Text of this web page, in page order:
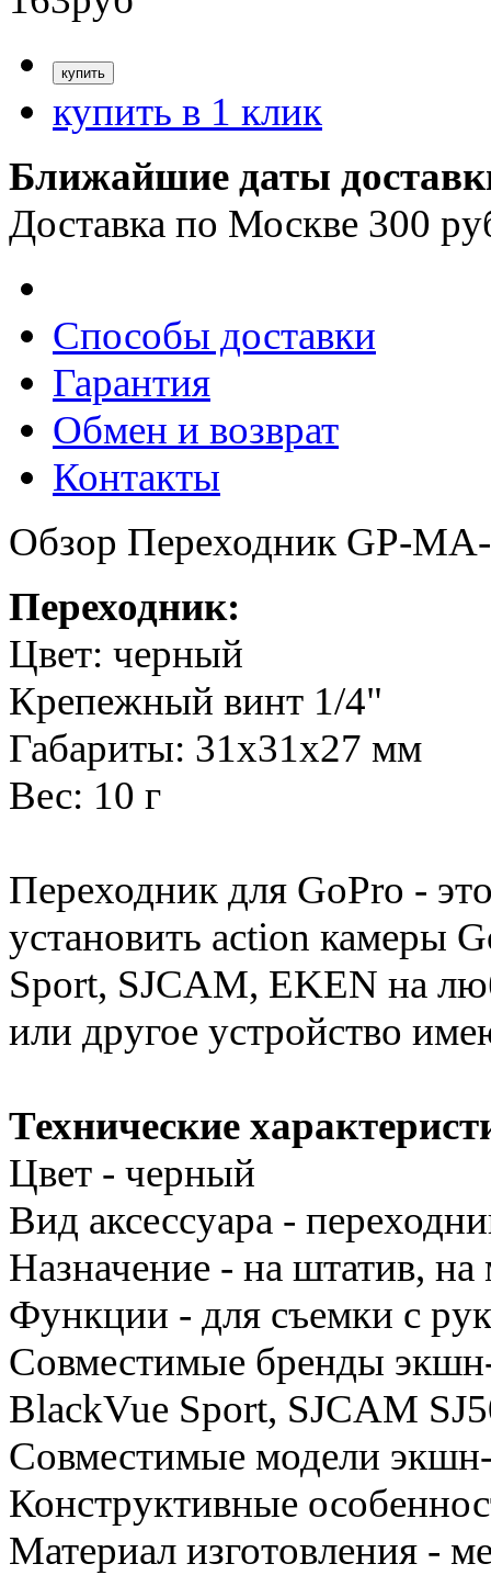
купить в 1 клик
Ближайшие даты
Доставка по Москве 300
Способы доставки
Гарантия
Обмен и возврат
Контакты
Обзор Переходник GP-
Переходник:
Цвет: черный
Крепежный винт 1/4"
Габариты: 31х31х27 мм
Вес: 10 г
Переходник для GoPro -
установить action камеры
Sport, SJCAM, EKEN на
или другое устройство
Технические
Цвет - черный
Вид аксессуара -
Назначение - на штатив,
Функции - для съемки с рук
Совместимые бренды
BlackVue Sport, SJCAM
Совместимые модели
Конструктивные
Материал изготовления -